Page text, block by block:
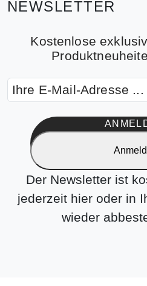
NEWSLETTER
Kostenlose
Der Newsletter ist
jederzeit hier oder in
wieder